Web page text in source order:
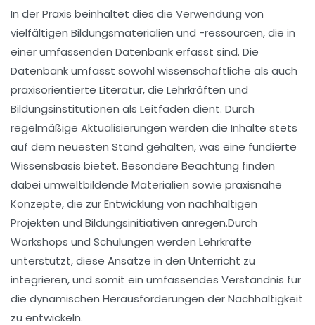
In der Praxis beinhaltet dies die Verwendung von
vielfältigen Bildungsmaterialien und -ressourcen, die in
einer umfassenden Datenbank erfasst sind. Die
Datenbank umfasst sowohl wissenschaftliche als auch
praxisorientierte Literatur, die Lehrkräften und
Bildungsinstitutionen als Leitfaden dient. Durch
regelmäßige Aktualisierungen werden die Inhalte stets
auf dem neuesten Stand gehalten, was eine fundierte
Wissensbasis bietet. Besondere Beachtung finden
dabei umweltbildende Materialien sowie praxisnahe
Konzepte, die zur Entwicklung von nachhaltigen
Projekten und Bildungsinitiativen anregen.Durch
Workshops und Schulungen werden Lehrkräfte
unterstützt, diese Ansätze in den Unterricht zu
integrieren, und somit ein umfassendes Verständnis für
die dynamischen Herausforderungen derNachhaltigkeit
zu entwickeln.